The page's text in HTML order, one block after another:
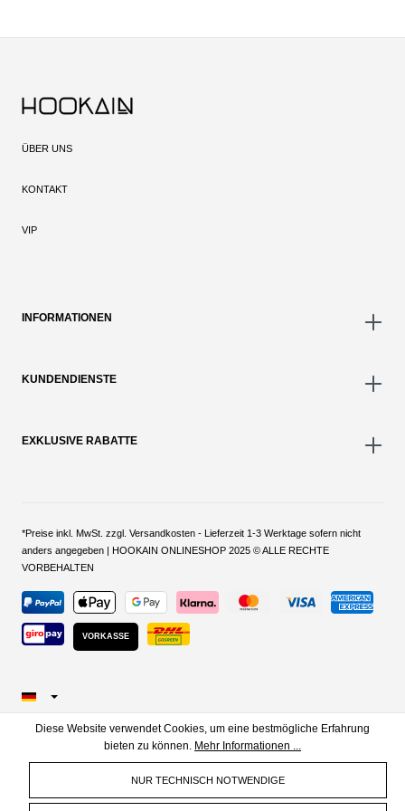
ÜBER UNS
KONTAKT
VIP
INFORMATIONEN
KUNDENDIENSTE
EXKLUSIVE RABATTE
*Preise inkl. MwSt. zzgl. Versandkosten - Lieferzeit 1-3 Werktage sofern nicht
anders angegeben | HOOKAIN ONLINESHOP 2025 © ALLE RECHTE
VORBEHALTEN
VORKASSE
Diese Website verwendet Cookies, um eine bestmögliche Erfahrung
bieten zu können. Mehr Informationen ...
NUR TECHNISCH NOTWENDIGE